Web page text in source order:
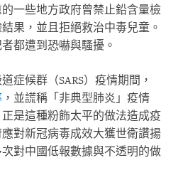
的一些地方政府曾禁止鉛含量檢
果，並且拒絕救治中毒兒童。
都遭到恐嚇與騷擾。
症候群（SARS）疫情期間，
，並謊稱「非典型肺炎」疫情
正是這種粉飾太平的做法造成疫
對新冠病毒成效大獲世衛讚揚
對中國低報數據與不透明的做